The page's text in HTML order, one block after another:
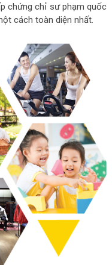
chứng chỉ sư phạm quốc
cách toàn diện nhất.